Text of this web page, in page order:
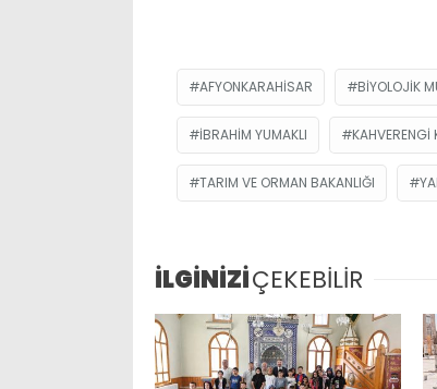
AFYONKARAHISAR BIYOLOJIK
İBRAHIM YUMAKLI
TARIM VE ORMAN BAKANLIĞI
İLGİNİZİÇEKEBİLİR